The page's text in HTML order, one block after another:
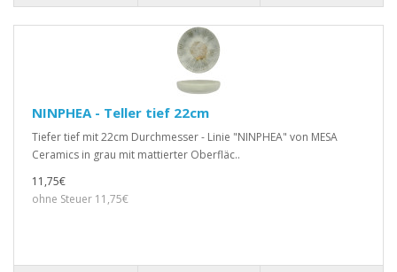
NINPHEA - Teller tief 22cm
Tiefer tief mit 22cm Durchmesser - Linie "NINPHEA" von MESA
Ceramics in grau mit mattierter Oberfläc..
11,75€
ohne Steuer 11,75€